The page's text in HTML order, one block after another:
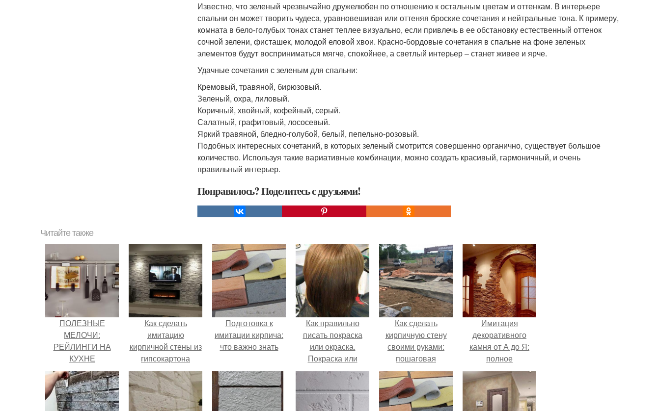
Известно, что зеленый чрезвычайно дружелюбен по отношению к остальным цветам и оттенкам. В интерьере
спальни он может творить чудеса, уравновешивая или оттеняя броские сочетания и нейтральные тона. К примеру,
комната в бело-голубых тонах станет теплее визуально, если привлечь в ее обстановку естественный оттенок
сочной зелени, фисташек, молодой еловой хвои. Красно-бордовые сочетания в спальне на фоне зеленых
элементов будут восприниматься мягче, спокойнее, а светлый интерьер – станет живее и ярче.
Удачные сочетания с зеленым для спальни:
Кремовый, травяной, бирюзовый.
Зеленый, охра, лиловый.
Коричный, хвойный, кофейный, серый.
Салатный, графитовый, лососевый.
Яркий травяной, бледно-голубой, белый, пепельно-розовый.
Подобных интересных сочетаний, в которых зеленый смотрится совершенно органично, существует большое
количество. Используя такие вариативные комбинации, можно создать красивый, гармоничный, и очень
правильный интерьер.
Понравилось? Поделитесь с друзьями!
Читайте также
ПОЛЕЗНЫЕ
МЕЛОЧИ:
РЕЙЛИНГИ НА
КУХНЕ
Как сделать
имитацию
кирпичной стены из
гипсокартона
своими руками:
пошаговая
инструкция
Подготовка к
имитации кирпича:
что важно знать
Как правильно
писать покраска
или окраска.
Покраска или
окраска, как
правильно
Как сделать
кирпичную стену
своими руками:
пошаговая
инструкция
Имитация
декоративного
камня от А до Я:
полное
руководство